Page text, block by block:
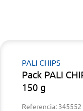
PALI CHIPS
Pack PALI
150 g
Referencia: 345552